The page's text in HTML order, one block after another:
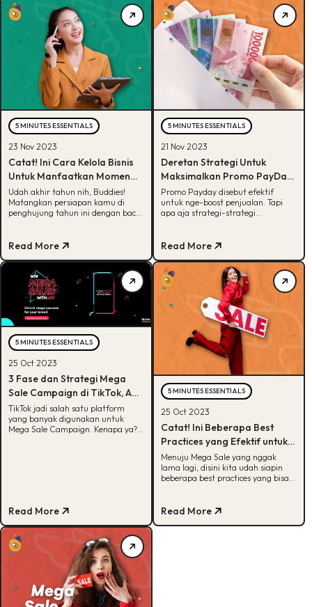
5 MINUTES ESSENTIALS
23 Nov 2023
Catat! Ini Cara Kelola Bisnis
Untuk Manfaatkan Momen
Akhir Tahun
Udah akhir tahun nih, Buddies!
Matangkan persiapan kamu di
penghujung tahun ini dengan baca
Read More
5 MINUTES ESSENTIALS
21 Nov 2023
Deretan Strategi Untuk
Maksimalkan Promo PayDay,
Wajib Catat!
Promo Payday disebut efektif
untuk nge-boost penjualan. Tapi
apa aja strategi-strategi
Read More
5 MINUTES ESSENTIALS
25 Oct 2023
3 Fase dan Strategi Mega
Sale Campaign di TikTok, Apa
Aja Ya?
TikTok jadi salah satu platform
yang banyak digunakan untuk
Mega Sale Campaign. Kenapa ya?
Read More
5 MINUTES ESSENTIALS
25 Oct 2023
Catat! Ini Beberapa Best
Practices yang Efektif untuk
Mega Sale
Menuju Mega Sale yang nggak
lama lagi, disini kita udah siapin
beberapa best practices yang bisa
Read More